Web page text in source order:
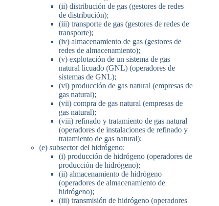
(ii) distribución de gas (gestores de redes
de distribución);
(iii) transporte de gas (gestores de redes de
transporte);
(iv) almacenamiento de gas (gestores de
redes de almacenamiento);
(v) explotación de un sistema de gas
natural licuado (GNL) (operadores de
sistemas de GNL);
(vi) producción de gas natural (empresas de
gas natural);
(vii) compra de gas natural (empresas de
gas natural);
(viii) refinado y tratamiento de gas natural
(operadores de instalaciones de refinado y
tratamiento de gas natural);
(e) subsector del hidrógeno:
(i) producción de hidrógeno (operadores de
producción de hidrógeno);
(ii) almacenamiento de hidrógeno
(operadores de almacenamiento de
hidrógeno);
(iii) transmisión de hidrógeno (operadores